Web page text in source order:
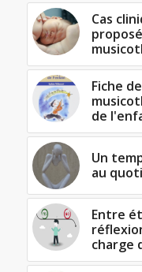
Cas
Fiche
de
Un
au
Entre
charge